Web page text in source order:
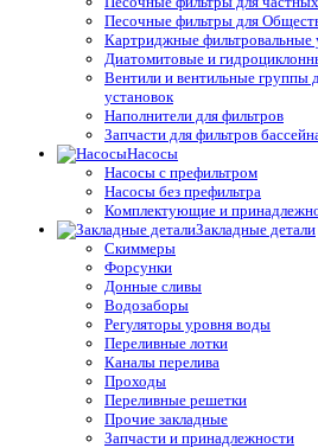
Песочные фильтры для
Картриджные фильтровальные
Диатомитовые и
Вентили и вентильные группы
установок
Наполнители для фильтров
Запчасти для фильтров
Насосы
Насосы с префильтром
Насосы без префильтра
Комплектующие и
Закладные детали
Скиммеры
Форсунки
Донные сливы
Водозаборы
Регуляторы уровня воды
Переливные лотки
Каналы перелива
Проходы
Переливные решетки
Прочие закладные
Запчасти и принадлежности